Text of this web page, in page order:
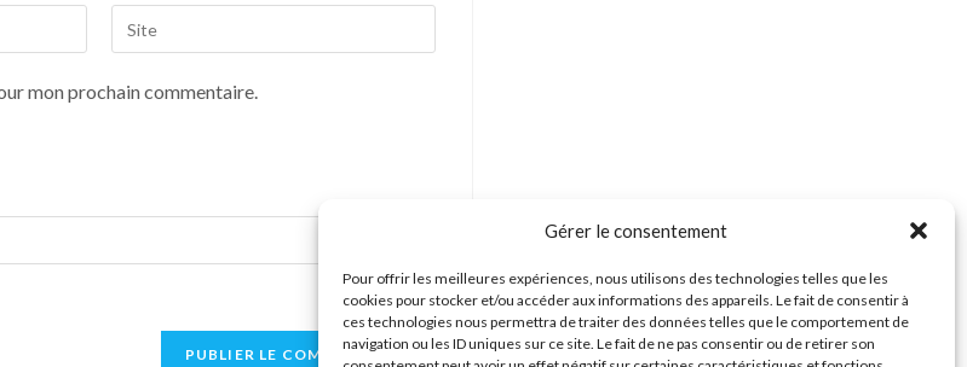
Gérer le consentement
Pour offrir les meilleures expériences, nous utilisons des technologies telles que les
cookies pour stocker et/ou accéder aux informations des appareils. Le fait de consentir à
ces technologies nous permettra de traiter des données telles que le comportement de
navigation ou les ID uniques sur ce site. Le fait de ne pas consentir ou de retirer son
mon prochain commentaire.